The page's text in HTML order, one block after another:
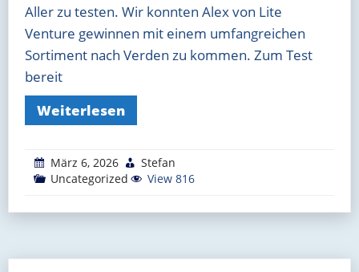
Aller zu testen. Wir konnten Alex von Lite
Venture gewinnen mit einem umfangreichen
Sortiment nach Verden zu kommen. Zum Test
bereit
Weiterlesen
März 6, 2026
Stefan
Uncategorized
View 816